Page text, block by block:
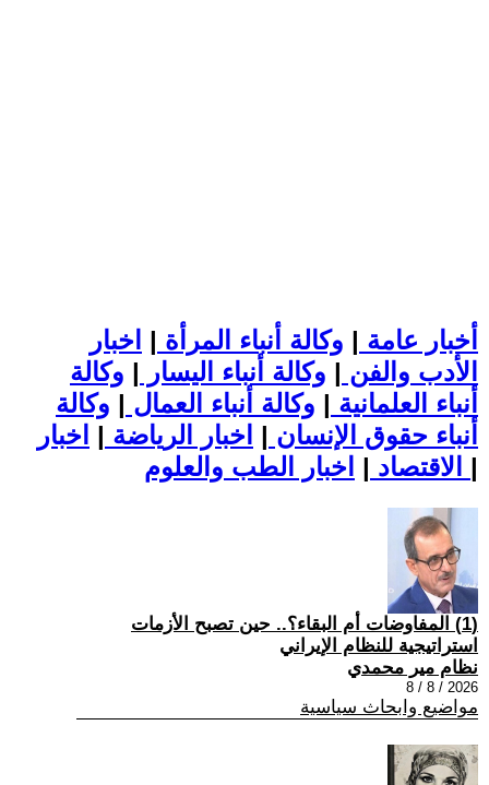
أخبار عامة | وكالة أنباء المرأة | اخبار
الأدب والفن | وكالة أنباء اليسار | وكالة
أنباء العلمانية | وكالة أنباء العمال | وكالة
أنباء حقوق الإنسان | اخبار الرياضة | اخبار
الاقتصاد | |
(1) المفاوضات أم البقاء؟.. حين تصبح الأزمات
استراتيجية للنظام الإيراني
نظام مير محمدي
2026 / 8 / 8
مواضيع وابحاث سياسية